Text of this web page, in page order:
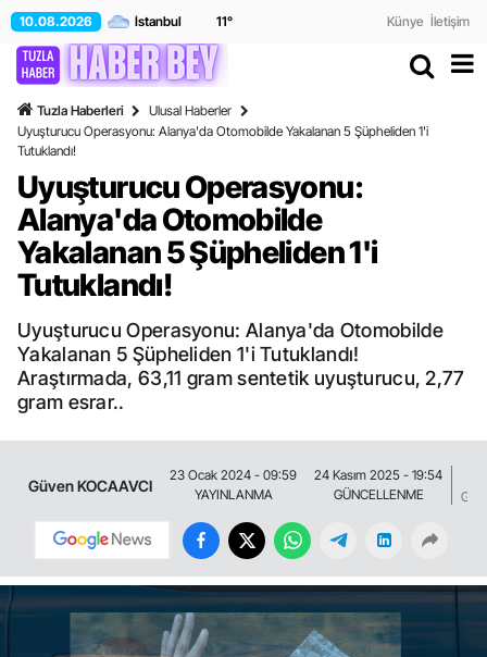
10.08.2026 11° Künye İletişim
Tuzla Haberleri
Ulusal Haberler
Uyuşturucu Operasyonu: Alanya'da Otomobilde Yakalanan 5 Şüpheliden 1'i
Tutuklandı!
Uyuşturucu Operasyonu:
Alanya'da Otomobilde
Yakalanan 5 Şüpheliden 1'i
Tutuklandı!
Uyuşturucu Operasyonu: Alanya'da Otomobilde
Yakalanan 5 Şüpheliden 1'i Tutuklandı!
Araştırmada, 63,11 gram sentetik uyuşturucu, 2,77
gram esrar..
Güven KOCAAVCI
23 Ocak 2024 - 09:59
YAYINLANMA
24 Kasım 2025 - 19:54
GÜNCELLENME